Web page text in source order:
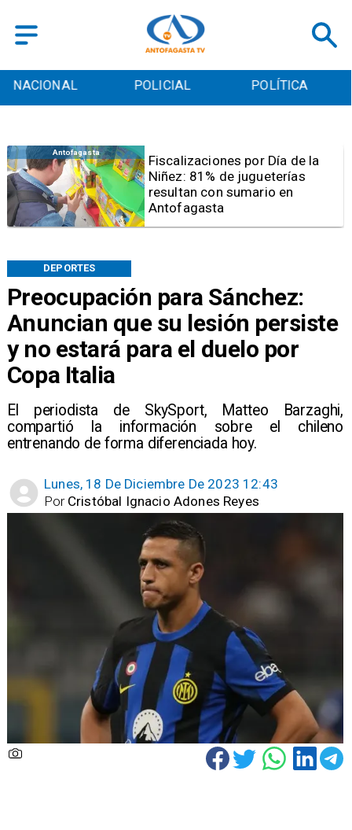
POLICIAL POLÍTICA CULTURA
Preocupación para Sánchez:
Anuncian que su lesión persiste
y no estará para el duelo por
Copa Italia
El periodista de SkySport, Matteo Barzaghi,
compartió la información sobre el chileno
entrenando de forma diferenciada hoy.
DEPORTES
Lunes, 18 De Diciembre De 2023 12:43
Cristóbal Ignacio Adones Reyes
Por
Antofagasta
Tribunal frena opción de pena
mixta para Karen Rojo por ahora